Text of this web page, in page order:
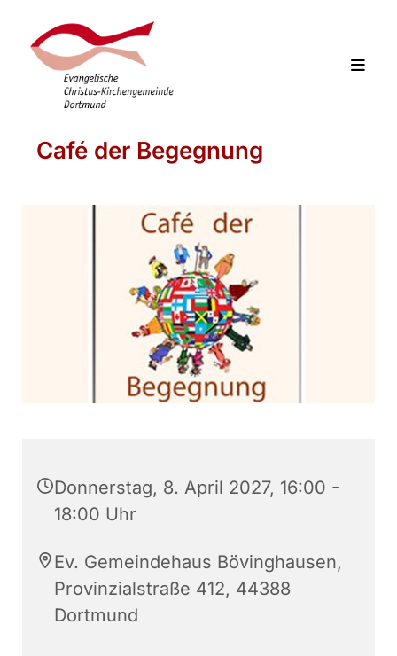
Café der Begegnung
Donnerstag, 8. April 2027, 16:00 -
18:00 Uhr
Ev. Gemeindehaus Bövinghausen,
Provinzialstraße 412, 44388
Dortmund